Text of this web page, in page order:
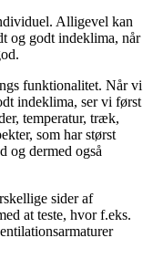
Alligevel kan
og godt indeklima, når
funktionalitet. Når vi
indeklima, ser vi først
temperatur, træk,
som har størst
og dermed også
sider af
at teste, hvor f.eks.